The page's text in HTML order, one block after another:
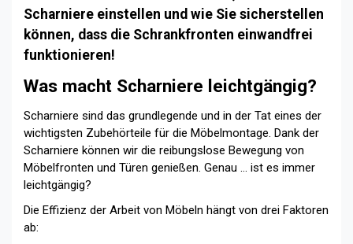
Scharniere einstellen und wie Sie sicherstellen
können, dass die Schrankfronten einwandfrei
funktionieren!
Was macht Scharniere leichtgängig?
Scharniere sind das grundlegende und in der Tat eines der
wichtigsten Zubehörteile für die Möbelmontage. Dank der
Scharniere können wir die reibungslose Bewegung von
Möbelfronten und Türen genießen. Genau … ist es immer
leichtgängig?
Die Effizienz der Arbeit von Möbeln hängt von drei Faktoren
ab: